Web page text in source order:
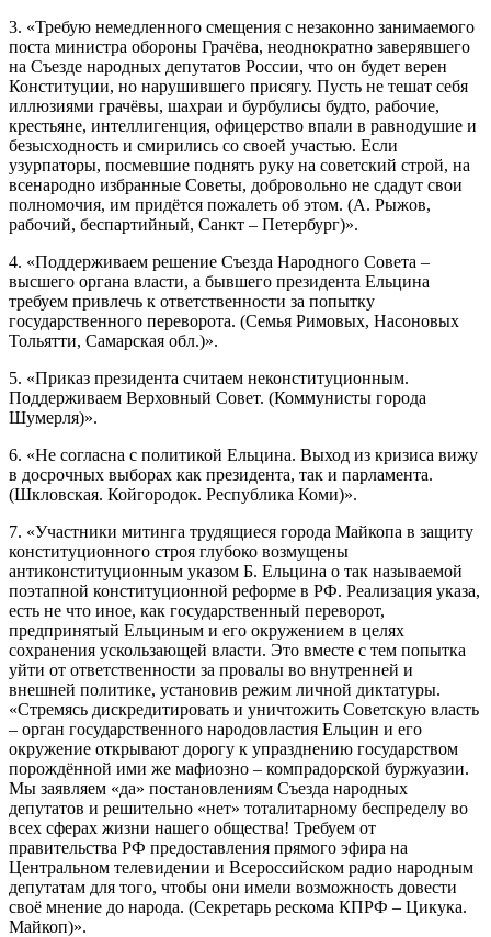
3. «Требую немедленного смещения с незаконно занимаемого
поста министра обороны Грачёва, неоднократно заверявшего
на Съезде народных депутатов России, что он будет верен
Конституции, но нарушившего присягу. Пусть не тешат себя
иллюзиями грачёвы, шахраи и бурбулисы будто, рабочие,
крестьяне, интеллигенция, офицерство впали в равнодушие и
безысходность и смирились со своей участью. Если
узурпаторы, посмевшие поднять руку на советский строй, на
всенародно избранные Советы, добровольно не сдадут свои
полномочия, им придётся пожалеть об этом. (А. Рыжов,
рабочий, беспартийный, Санкт – Петербург)».
4. «Поддерживаем решение Съезда Народного Совета –
высшего органа власти, а бывшего президента Ельцина
требуем привлечь к ответственности за попытку
государственного переворота. (Семья Римовых, Насоновых
Тольятти, Самарская обл.)».
5. «Приказ президента считаем неконституционным.
Поддерживаем Верховный Совет. (Коммунисты города
Шумерля)».
6. «Не согласна с политикой Ельцина. Выход из кризиса вижу
в досрочных выборах как президента, так и парламента.
(Шкловская. Койгородок. Республика Коми)».
7. «Участники митинга трудящиеся города Майкопа в защиту
конституционного строя глубоко возмущены
антиконституционным указом Б. Ельцина о так называемой
поэтапной конституционной реформе в РФ. Реализация указа,
есть не что иное, как государственный переворот,
предпринятый Ельциным и его окружением в целях
сохранения ускользающей власти. Это вместе с тем попытка
уйти от ответственности за провалы во внутренней и
внешней политике, установив режим личной диктатуры.
«Стремясь дискредитировать и уничтожить Советскую власть
– орган государственного народовластия Ельцин и его
окружение открывают дорогу к упразднению государством
порождённой ими же мафиозно – компрадорской буржуазии.
Мы заявляем «да» постановлениям Съезда народных
депутатов и решительно «нет» тоталитарному беспределу во
всех сферах жизни нашего общества! Требуем от
правительства РФ предоставления прямого эфира на
Центральном телевидении и Всероссийском радио народным
депутатам для того, чтобы они имели возможность довести
своё мнение до народа. (Секретарь рескома КПРФ – Цикука.
Майкоп)».